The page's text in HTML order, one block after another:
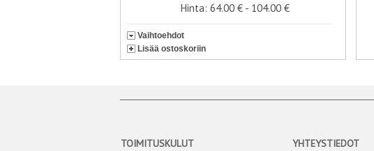
Hinta: 64.00 € - 104.00 €
Vaihtoehdot
Lisää ostoskoriin
TOIMITUSKULUT
YHTEYSTIEDOT